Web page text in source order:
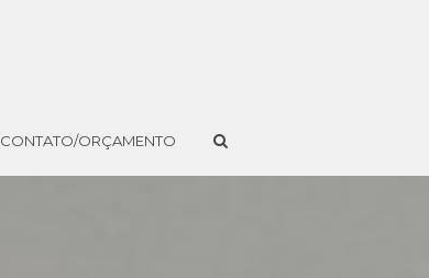
CONTATO/ORÇAMENTO